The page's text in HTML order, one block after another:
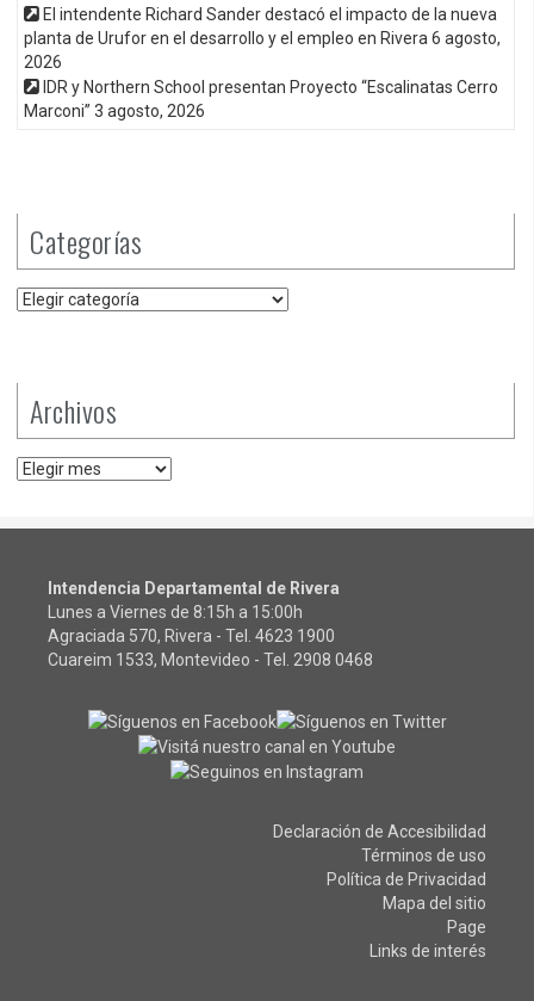
El intendente Richard Sander destacó el impacto de la nueva
planta de Urufor en el desarrollo y el empleo en Rivera6 agosto,
2026
IDR y Northern School presentan Proyecto “Escalinatas Cerro
Marconi” 3 agosto, 2026
Categorías
Categorías
Archivos
Archivos
Intendencia Departamental de Rivera
Lunes a Viernes de 8:15h a 15:00h
Agraciada 570, Rivera - Tel. 4623 1900
Cuareim 1533, Montevideo - Tel. 2908 0468
Declaración de Accesibilidad
Términos de uso
Política de Privacidad
Mapa del sitio
Page
Links de interés